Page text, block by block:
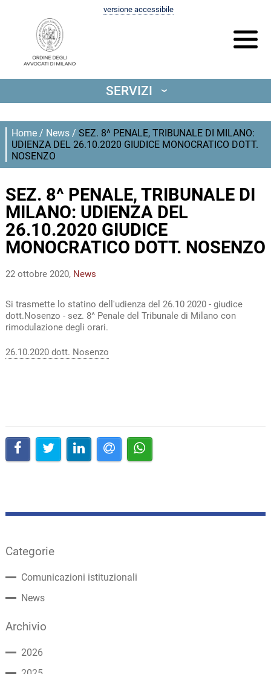
versione accessibile
SERVIZI ‹
Home/ News/ SEZ. 8^ PENALE, TRIBUNALE DI MILANO:
UDIENZA DEL 26.10.2020 GIUDICE MONOCRATICO DOTT.
NOSENZO
SEZ. 8^ PENALE, TRIBUNALE DI
MILANO: UDIENZA DEL
26.10.2020 GIUDICE
MONOCRATICO DOTT. NOSENZO
22 ottobre 2020, News
Si trasmette lo statino dell'udienza del 26.10 2020 - giudice
dott.Nosenzo - sez. 8^ Penale del Tribunale di Milano con
rimodulazione degli orari.
26.10.2020 dott. Nosenzo
Categorie
Comunicazioni istituzionali
News
Archivio
2026